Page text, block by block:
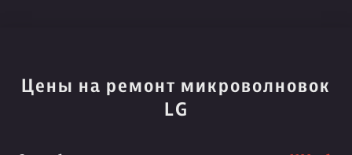
Цены на ремонт микроволновок
LG